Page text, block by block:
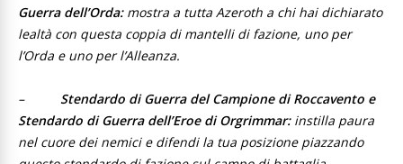
Guerra dell’Orda:mostra a tutta Azeroth a chi hai dichiarato
lealtà con questa coppia di mantelli di fazione, uno per
l’Orda e uno per l’Alleanza.
– Stendardo di Guerra del Campione di Roccavento e
Stendardo di Guerra dell’Eroe di Orgrimmar:instilla paura
nel cuore dei nemici e difendi la tua posizione piazzando